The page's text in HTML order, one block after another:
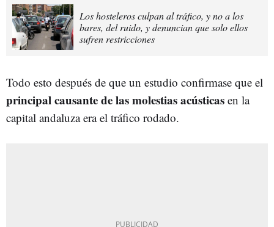
Los hosteleros culpan al tráfico, y no a los
bares, del ruido, y denuncian que solo ellos
sufren restricciones
Todo esto después de que un estudio confirmase que el
principal causante de las molestias acústicas en la
capital andaluza era el tráfico rodado.